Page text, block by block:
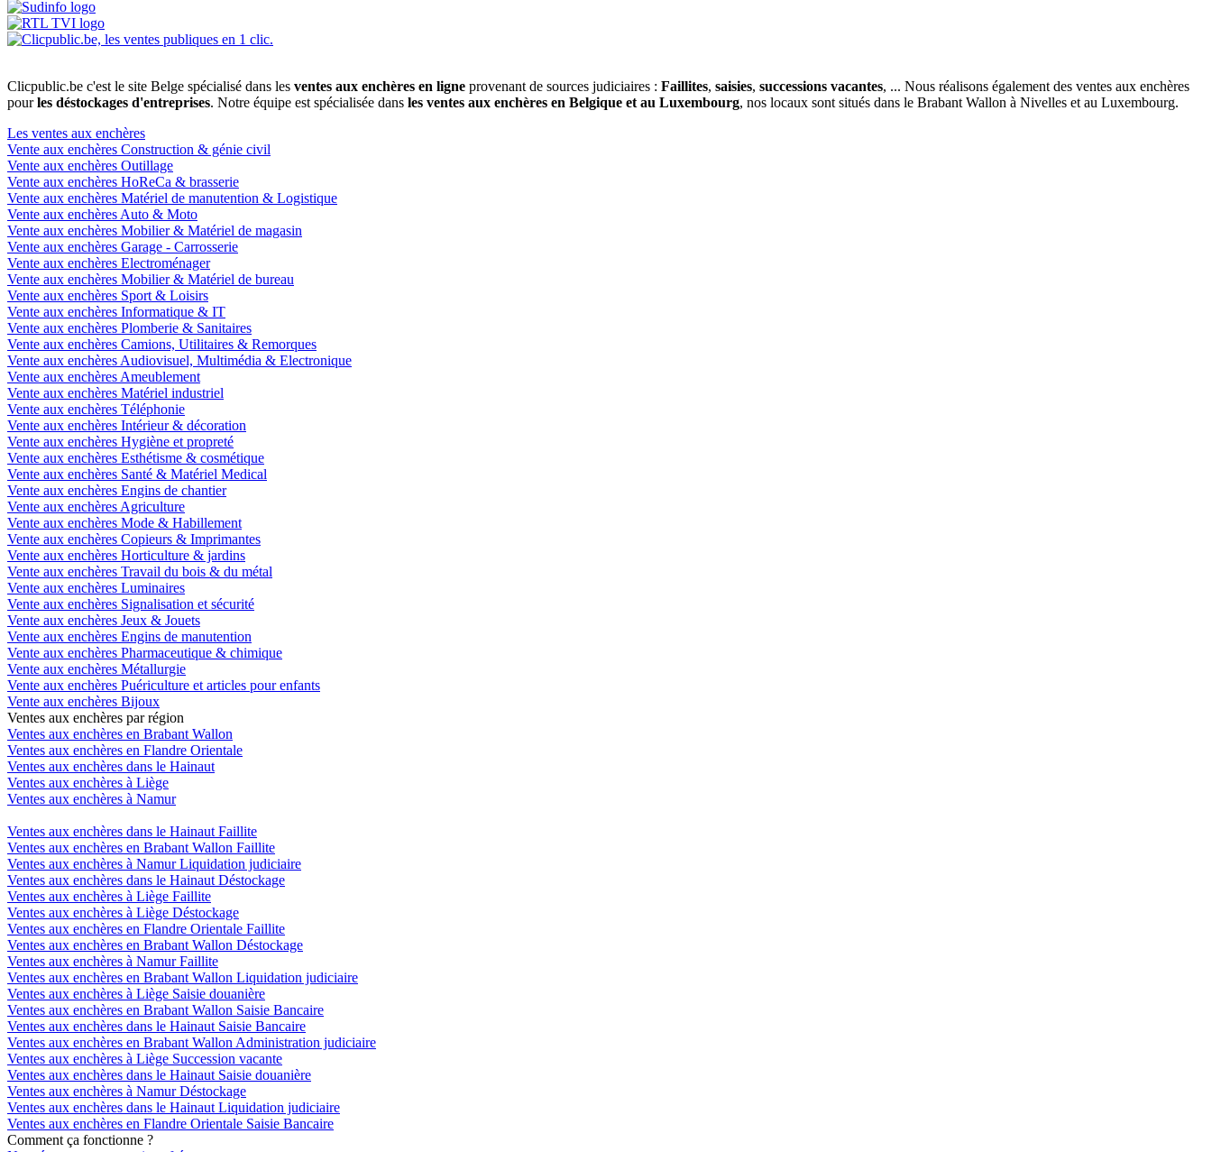
Clicpublic.be c'est le site Belge spécialisé dans les ventes aux enchères en ligne provenant de sources judiciaires : Faillites, saisies, successions vacantes, ... Nous réalisons également des ventes aux enchères
pourles déstockages d'entreprises. Notre équipe est spécialisée dans les ventes aux enchères en Belgique et au Luxembourg, nos locaux sont situés dans le Brabant Wallon à Nivelles et au Luxembourg.
Les ventes aux enchères
Vente aux enchères Construction & génie civil
Vente aux enchères Outillage
Vente aux enchères HoReCa & brasserie
Vente aux enchères Matériel de manutention & Logistique
Vente aux enchères Auto & Moto
Vente aux enchères Mobilier & Matériel de magasin
Vente aux enchères Garage - Carrosserie
Vente aux enchères Electroménager
Vente aux enchères Mobilier & Matériel de bureau
Vente aux enchères Sport & Loisirs
Vente aux enchères Informatique & IT
Vente aux enchères Plomberie & Sanitaires
Vente aux enchères Camions, Utilitaires & Remorques
Vente aux enchères Audiovisuel, Multimédia & Electronique
Vente aux enchères Ameublement
Vente aux enchères Matériel industriel
Vente aux enchères Téléphonie
Vente aux enchères Intérieur & décoration
Vente aux enchères Hygiène et propreté
Vente aux enchères Esthétisme & cosmétique
Vente aux enchères Santé & Matériel Medical
Vente aux enchères Engins de chantier
Vente aux enchères Agriculture
Vente aux enchères Mode & Habillement
Vente aux enchères Copieurs & Imprimantes
Vente aux enchères Horticulture & jardins
Vente aux enchères Travail du bois & du métal
Vente aux enchères Luminaires
Vente aux enchères Signalisation et sécurité
Vente aux enchères Jeux & Jouets
Vente aux enchères Engins de manutention
Vente aux enchères Pharmaceutique & chimique
Vente aux enchères Métallurgie
Vente aux enchères Puériculture et articles pour enfants
Vente aux enchères Bijoux
Ventes aux enchères par région
Ventes aux enchères en Brabant Wallon
Ventes aux enchères en Flandre Orientale
Ventes aux enchères dans le Hainaut
Ventes aux enchères à Liège
Ventes aux enchères à Namur
Ventes aux enchères dans le Hainaut Faillite
Ventes aux enchères en Brabant Wallon Faillite
Ventes aux enchères à Namur Liquidation judiciaire
Ventes aux enchères dans le Hainaut Déstockage
Ventes aux enchères à Liège Faillite
Ventes aux enchères à Liège Déstockage
Ventes aux enchères en Flandre Orientale Faillite
Ventes aux enchères en Brabant Wallon Déstockage
Ventes aux enchères à Namur Faillite
Ventes aux enchères en Brabant Wallon Liquidation judiciaire
Ventes aux enchères à Liège Saisie douanière
Ventes aux enchères en Brabant Wallon Saisie Bancaire
Ventes aux enchères dans le Hainaut Saisie Bancaire
Ventes aux enchères en Brabant Wallon Administration judiciaire
Ventes aux enchères à Liège Succession vacante
Ventes aux enchères dans le Hainaut Saisie douanière
Ventes aux enchères à Namur Déstockage
Ventes aux enchères dans le Hainaut Liquidation judiciaire
Ventes aux enchères en Flandre Orientale Saisie Bancaire
Comment ça fonctionne ?